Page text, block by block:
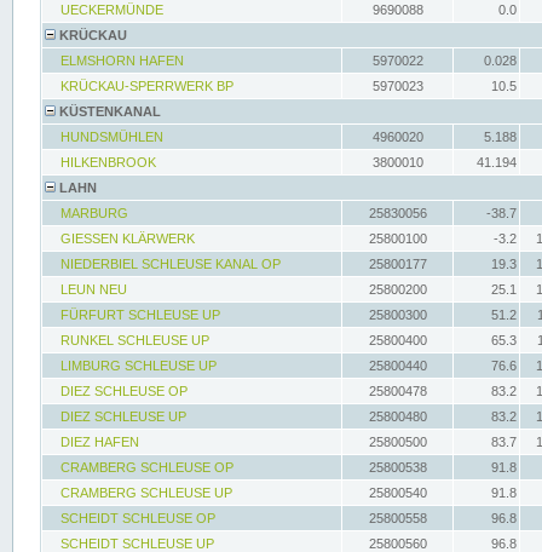
UECKERMÜNDE
9690088
0.0
KRÜCKAU
ELMSHORN HAFEN
5970022
0.028
KRÜCKAU-SPERRWERK BP
5970023
10.5
KÜSTENKANAL
HUNDSMÜHLEN
4960020
5.188
HILKENBROOK
3800010
41.194
LAHN
MARBURG
25830056
-38.7
GIESSEN KLÄRWERK
25800100 -3.2
NIEDERBIEL SCHLEUSE KANAL OP
25800177 19.3
LEUN NEU
25800200 25.1
FÜRFURT SCHLEUSE UP
25800300 51.2
RUNKEL SCHLEUSE UP
25800400 65.3
LIMBURG SCHLEUSE UP
25800440 76.6
DIEZ SCHLEUSE OP
25800478 83.2
DIEZ SCHLEUSE UP
25800480 83.2
DIEZ HAFEN
25800500 83.7
CRAMBERG SCHLEUSE OP
25800538
91.8
CRAMBERG SCHLEUSE UP
25800540
91.8
SCHEIDT SCHLEUSE OP
25800558
96.8
SCHEIDT SCHLEUSE UP
25800560
96.8